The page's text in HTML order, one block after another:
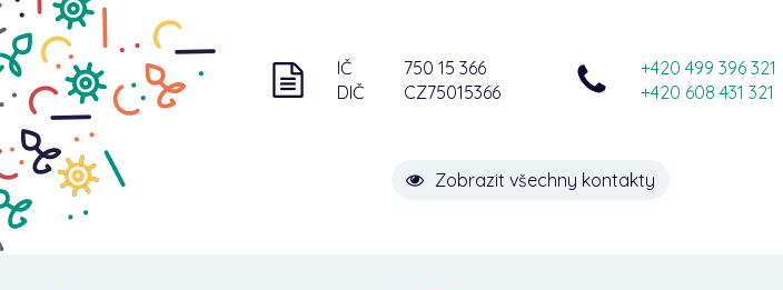
IČ
750 15 366
DIČ
CZ75015366
+420 499 396 321
+420 608 431 321
Zobrazit všechny kontakty